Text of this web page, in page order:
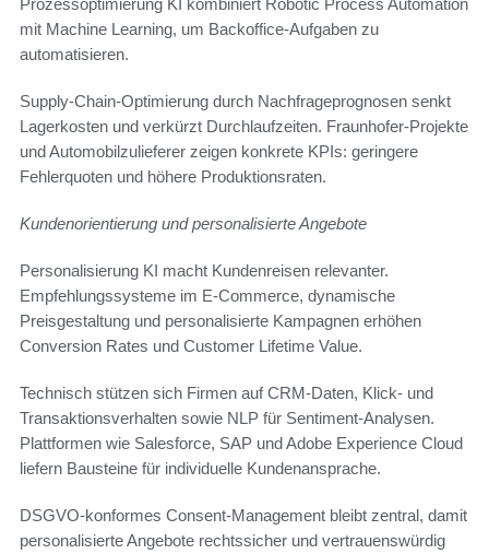
mit Machine Learning, um Backoffice-Aufgaben zu
automatisieren.
Supply-Chain-Optimierung durch Nachfrageprognosen senkt
Lagerkosten und verkürzt Durchlaufzeiten. Fraunhofer-Projekte
und Automobilzulieferer zeigen konkrete KPIs: geringere
Fehlerquoten und höhere Produktionsraten.
Kundenorientierung und personalisierte Angebote
Personalisierung KI macht Kundenreisen relevanter.
Empfehlungssysteme im E-Commerce, dynamische
Preisgestaltung und personalisierte Kampagnen erhöhen
Conversion Rates und Customer Lifetime Value.
Technisch stützen sich Firmen auf CRM-Daten, Klick- und
Transaktionsverhalten sowie NLP für Sentiment-Analysen.
Plattformen wie Salesforce, SAP und Adobe Experience Cloud
liefern Bausteine für individuelle Kundenansprache.
DSGVO-konformes Consent-Management bleibt zentral, damit
personalisierte Angebote rechtssicher und vertrauenswürdig